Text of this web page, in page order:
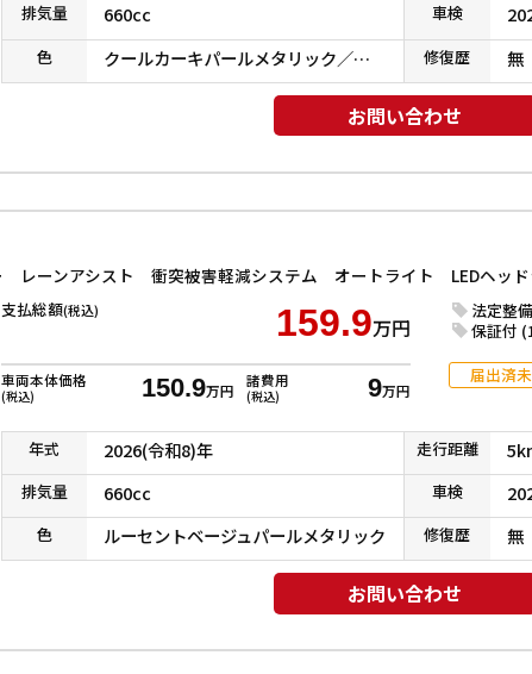
排気量 660cc 車検
色 クールカーキパールメタリック／ソフトベージュメタリック 修復歴 無
お問い合わせ
支払総額(税込) 159.9万円
車両本体価格
(税込) 150.9万円
諸費用
(税込) 9万円
法定整
保証付
届出済
年式 2026(令和8)年 走行距離
排気量 660cc 車検
色 ルーセントベージュパールメタリック 修復歴 無
お問い合わせ